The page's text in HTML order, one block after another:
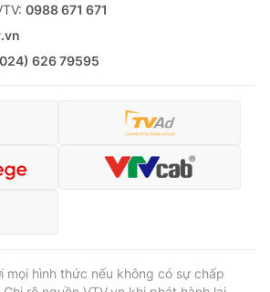
0988 671 671
626 79595
mọi hình thức nếu không có sự chấp